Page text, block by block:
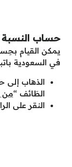
حساب النسبة
يمكن القيام
في السعودية
الذهاب إلى
الطَائف “من
النقر على